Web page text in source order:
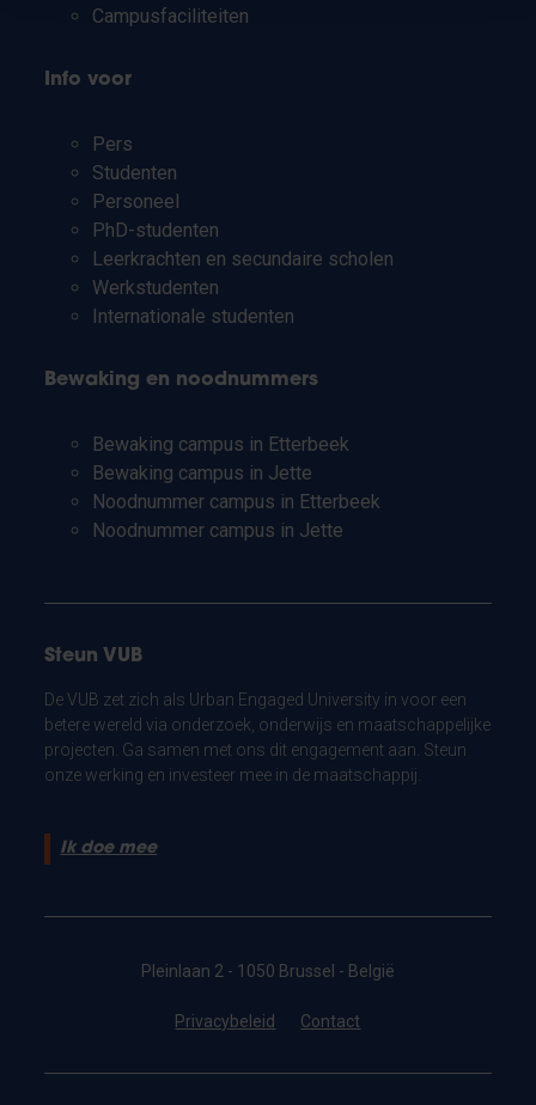
Campusfaciliteiten
Info voor
Pers
Studenten
Personeel
PhD-studenten
Leerkrachten en secundaire scholen
Werkstudenten
Internationale studenten
Bewaking en noodnummers
Bewaking campus in Etterbeek
Bewaking campus in Jette
Noodnummer campus in Etterbeek
Noodnummer campus in Jette
Steun VUB
De VUB zet zich als Urban Engaged University in voor een
betere wereld via onderzoek, onderwijs en maatschappelijke
projecten. Ga samen met ons dit engagement aan. Steun
onze werking en investeer mee in de maatschappij.
Ik doe mee
Pleinlaan 2 - 1050 Brussel - België
Privacybeleid Contact